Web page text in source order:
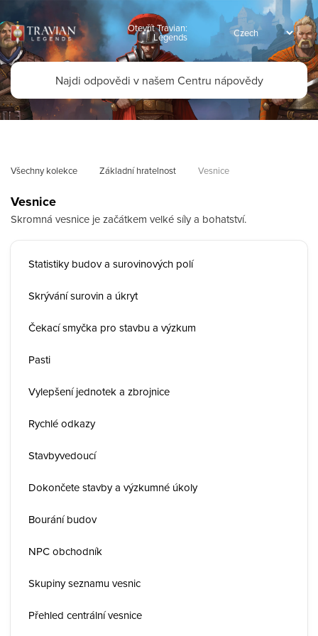
Otevřít Travian:
Legends
Všechny kolekce Základní hratelnost Vesnice
Vesnice
Skromná vesnice je začátkem velké síly a bohatství.
Statistiky budov a surovinových polí
Skrývání surovin a úkryt
Čekací smyčka pro stavbu a výzkum
Pasti
Vylepšení jednotek a zbrojnice
Rychlé odkazy
Stavbyvedoucí
Dokončete stavby a výzkumné úkoly
Bourání budov
NPC obchodník
Skupiny seznamu vesnic
Přehled centrální vesnice